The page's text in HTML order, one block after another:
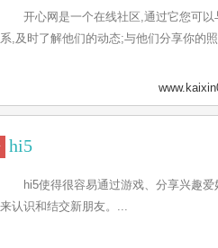
开心网是一个在线社区,通过它您可
系,及时了解他们的动态;与他们分享你的
hi5
hi5使得很容易通过游戏、分享兴趣
来认识和结交新朋友。...